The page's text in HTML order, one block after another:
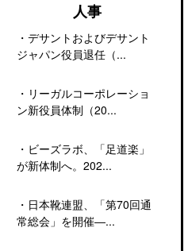
人事
・ デサントおよびデサント
ジャパン役員退任（...
・ リーガルコーポレーショ
ン新役員体制（20...
・ ビーズラボ、「足道楽」
が新体制へ。202...
・ 日本靴連盟、「第70回通
常総会」を開催―...